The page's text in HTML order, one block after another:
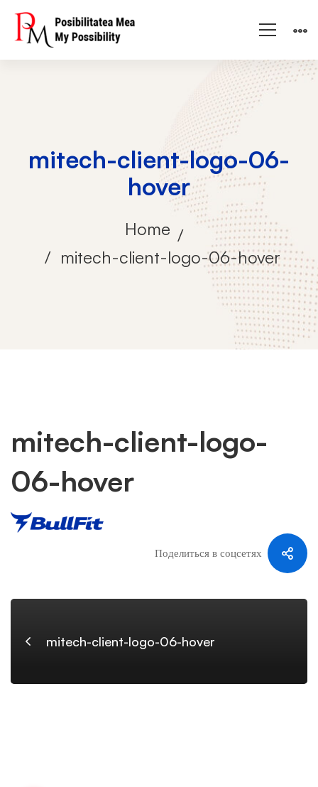
mitech-client-logo-06-
hover
Home
mitech-client-logo-06-hover
mitech-
client-
logo-
06-
hover
mitech-client-logo-
06-hover
Поделиться в соцсетях
mitech-client-logo-06-hover